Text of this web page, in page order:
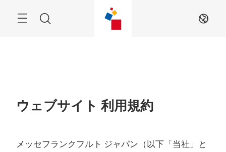
Search JA
ウェブサイト 利用規約
メッセフランクフルト ジャパン（以下「当社」と